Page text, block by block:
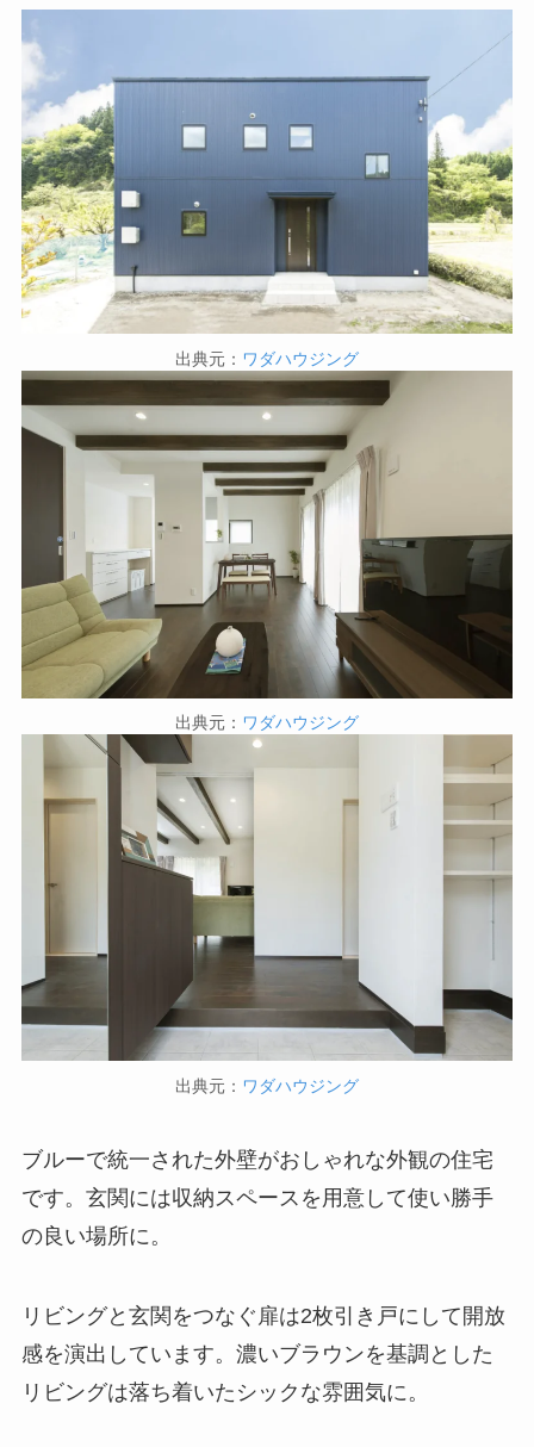
出典元： ワダハウジング
出典元： ワダハウジング
出典元： ワダハウジング
ブルーで統一された外壁がおしゃれな外観の住宅
です。玄関には収納スペースを用意して使い勝手
の良い場所に。
リビングと玄関をつなぐ扉は2枚引き戸にして開放
感を演出しています。濃いブラウンを基調とした
リビングは落ち着いたシックな雰囲気に。